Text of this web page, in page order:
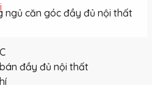
ngủ căn góc đầy đủ nội thất
đầy đủ nội thất